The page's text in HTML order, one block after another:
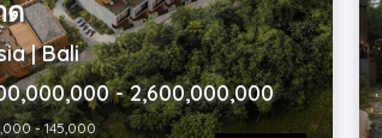
ด
| Bali
- 2,600,000,000
- 145,000